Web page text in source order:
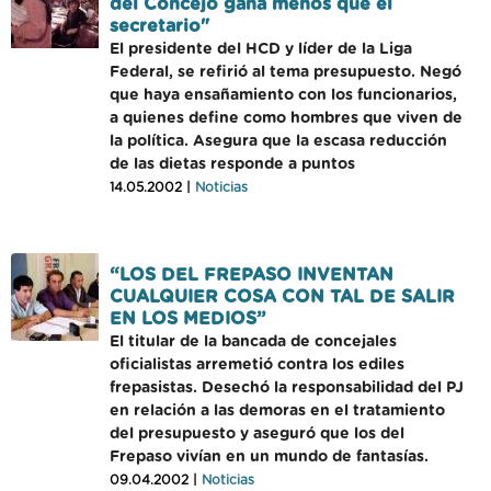
del Concejo gana menos que el
secretario"
El presidente del HCD y líder de la Liga
Federal, se refirió al tema presupuesto. Negó
que haya ensañamiento con los funcionarios,
a quienes define como hombres que viven de
la política. Asegura que la escasa reducción
de las dietas responde a puntos
14.05.2002 | Noticias
“LOS DEL FREPASO INVENTAN
CUALQUIER COSA CON TAL DE SALIR
EN LOS MEDIOS”
El titular de la bancada de concejales
oficialistas arremetió contra los ediles
frepasistas. Desechó la responsabilidad del PJ
en relación a las demoras en el tratamiento
del presupuesto y aseguró que los del
Frepaso vivían en un mundo de fantasías.
09.04.2002 | Noticias